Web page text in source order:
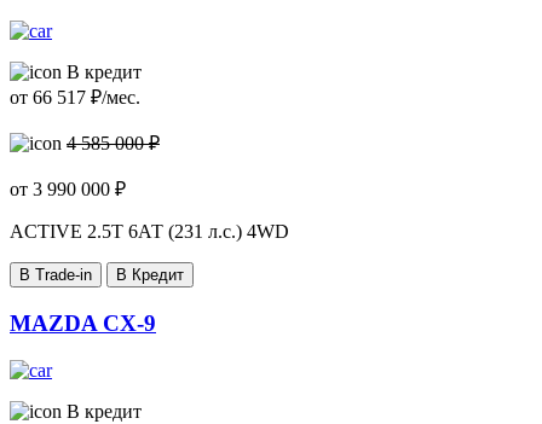
В кредит
от 66 517 ₽/мес.
4 585 000 ₽
от 3 990 000 ₽
ACTIVE 2.5T 6АТ (231 л.с.) 4WD
В Trade-in В Кредит
MAZDA CX-9
В кредит